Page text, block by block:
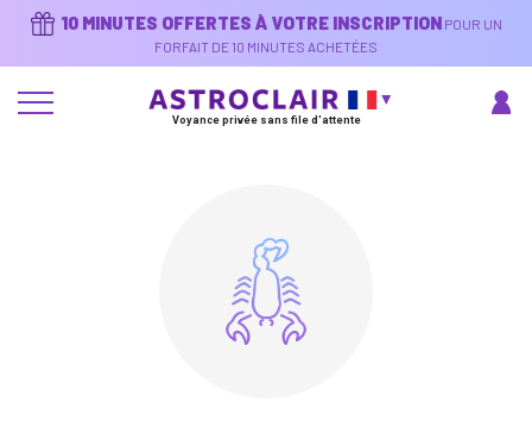
10 MINUTES OFFERTES À VOTRE INSCRIPTION POUR UN
FORFAIT DE 10 MINUTES ACHETÉES
Voyance privée sans file d'attente